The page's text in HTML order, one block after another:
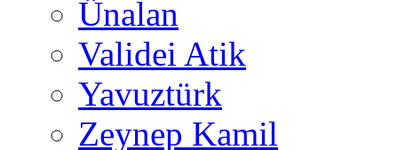
Ünalan
Validei Atik
Yavuztürk
Zeynep Kamil